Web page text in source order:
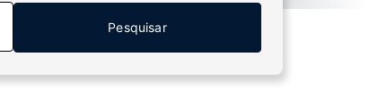
Pesquisar